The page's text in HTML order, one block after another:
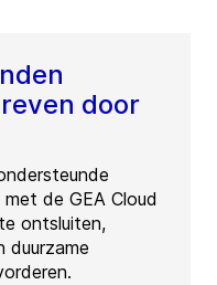
door
de GEA Cloud
ontsluiten,
duurzame